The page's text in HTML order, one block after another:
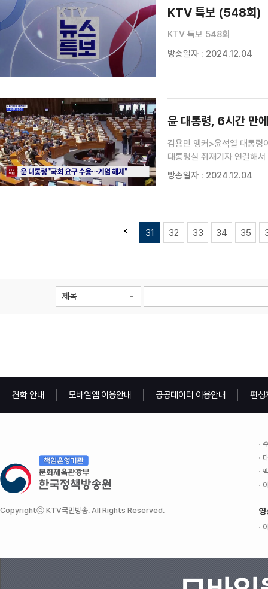
KTV 특보 (548회)
KTV 특보 548회
방송일자 : 2024.12.04
윤 대통령, 6시간 만
김용민 앵커>윤석열 대통령
대통령실 취재기자 연결해
대통령실)네, 윤석열 대통령
방송일자 : 2024.12.04
31 32 33 34 35
제목
견학 안내 모바일앱 이용안내 공공데이터 이용안내 편성
Copyrightⓒ KTV국민방송. All Rights Reserved. 영